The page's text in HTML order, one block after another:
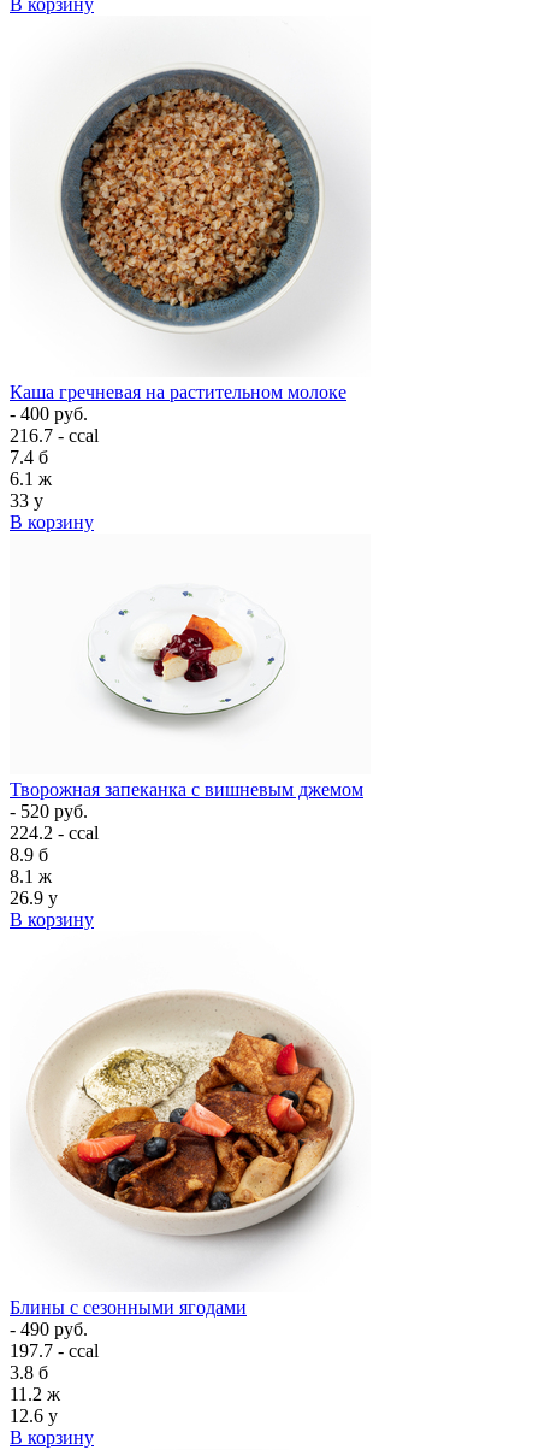
В корзину
Каша гречневая на растительном молоке
- 400 руб.
216.7 - ccal
7.4 б
6.1 ж
33 у
В корзину
Творожная запеканка с вишневым джемом
- 520 руб.
224.2 - ccal
8.9 б
8.1 ж
26.9 у
В корзину
Блины с сезонными ягодами
- 490 руб.
197.7 - ccal
3.8 б
11.2 ж
12.6 у
В корзину